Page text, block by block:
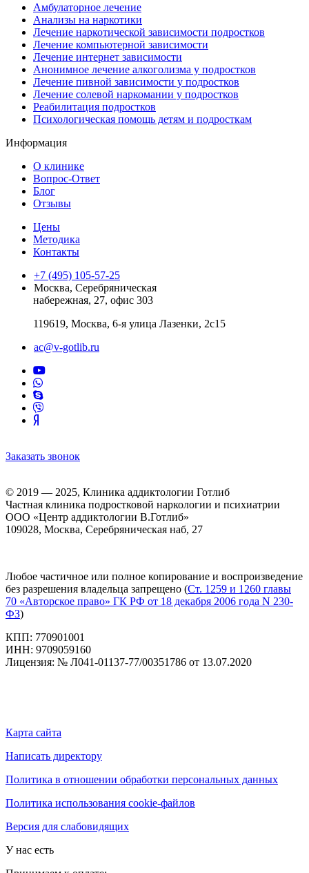
Амбулаторное лечение
Анализы на наркотики
Лечение наркотической зависимости подростков
Лечение компьютерной зависимости
Лечение интернет зависимости
Анонимное лечение алкоголизма у подростков
Лечение пивной зависимости у подростков
Лечение солевой наркомании у подростков
Реабилитация подростков
Психологическая помощь детям и подросткам
Информация
О клинике
Вопрос-Ответ
Блог
Отзывы
Цены
Методика
Контакты
+7 (495) 105-57-25
Москва, Серебряническая
набережная, 27, офис 303
119619, Москва, 6-я улица Лазенки, 2с15
ac@v-gotlib.ru
Заказать звонок
© 2019 — 2025, Клиника аддиктологии Готлиб
Частная клиника подростковой наркологии и психиатрии
ООО «Центр аддиктологии В.Готлиб»
109028, Москва, Серебряническая наб, 27
Любое частичное или полное копирование и воспроизведение
без разрешения владельца запрещено (Ст. 1259 и 1260 главы
70 «Авторское право» ГК РФ от 18 декабря 2006 года N 230-
ФЗ)
КПП: 770901001
ИНН: 9709059160
Лицензия: № Л041-01137-77/00351786 от 13.07.2020
Карта сайта
Написать директору
Политика в отношении обработки персональных данных
Политика использования cookie-файлов
Версия для слабовидящих
У нас есть